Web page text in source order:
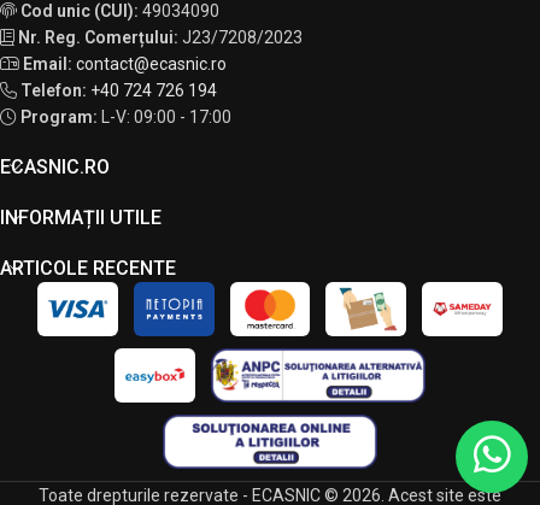
Cod unic (CUI): 49034090
Nr. Reg. Comerțului: J23/7208/2023
Email: contact@ecasnic.ro
Telefon: +40 724 726 194
Program:
L-V: 09:00 - 17:00
ECASNIC.RO
INFORMAȚII UTILE
ARTICOLE RECENTE
Toate drepturile rezervate - ECASNIC © 2026. Acest site este